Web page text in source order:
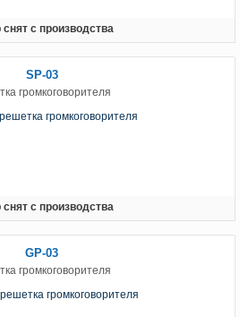
снят с производства
SP-03
громкоговорителя
снят с производства
GP-03
громкоговорителя